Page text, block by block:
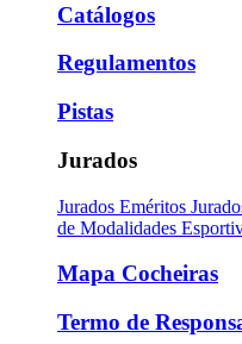
Catálogos
Regulamentos
Pistas
Jurados
Jurados Eméritos
de Modalidades
Mapa Cocheiras
Termo de